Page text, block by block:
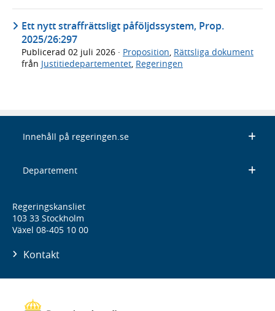
Ett nytt straffrättsligt påföljdssystem, Prop.
2025/26:297
Publicerad 02 juli 2026 · Proposition Rättsliga dokument
från Justitiedepartementet Regeringen
Innehåll på regeringen.se
Departement
Regeringskansliet
103 33 Stockholm
Växel 08-405 10 00
Kontakt